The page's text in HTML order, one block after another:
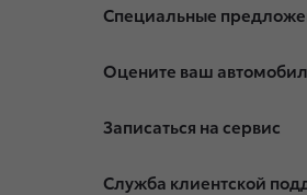
Специальные
Оцените ваш
Записаться на сервис
Служба клиентской